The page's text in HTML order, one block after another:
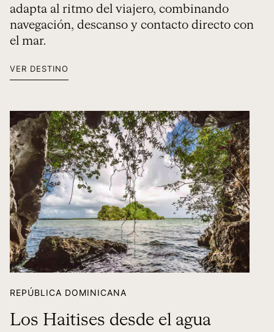
adapta al ritmo del viajero, combinando
navegación, descanso y contacto directo con
el mar.
VER DESTINO
REPÚBLICA DOMINICANA
Los Haitises desde el agua